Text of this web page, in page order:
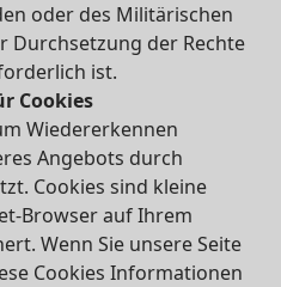
oder des Militärischen
Durchsetzung der Rechte
ist.
Cookies
Wiedererkennen
Angebots durch
Cookies sind kleine
Browser auf Ihrem
Wenn Sie unsere Seite
Cookies Informationen